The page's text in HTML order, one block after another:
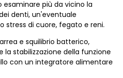
esaminare più da vicino la
denti, un'eventuale
stress di cuore, fegato e reni.
e squilibrio batterico,
la stabilizzazione della funzione
con un integratore alimentare